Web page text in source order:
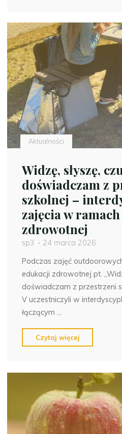
naszej
szkole
za
nami!"
Aktualności
Widzę, słyszę,
doświadczam z
szkolnej –
zajęcia w
zdrowotnej
sp3
24 marca 2026
Podczas zajęć
edukacji zdrowotnej pt.
doświadczam z przestrzeni
V uczestniczyli w
łączącym …
Czytaj więcej
i
doświadczam
z
przestrzeni
szkolnej